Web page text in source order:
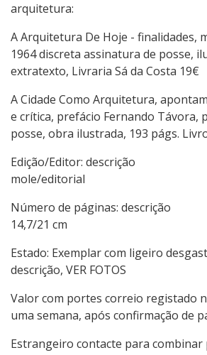
arquitetura:
A Arquitetura De Hoje - finalidades,
1964 discreta assinatura de posse,
extratexto, Livraria Sá da Costa 19€
A Cidade Como Arquitetura,
e crítica, prefácio Fernando Távora,
posse, obra ilustrada, 193 págs.
Edição/Editor:
mole/editorial
Número de páginas:
14,7/21 cm
Estado: Exemplar com ligeiro
descrição, VER FOTOS
Valor com portes correio registado
uma semana, após confirmação de
Estrangeiro contacte para